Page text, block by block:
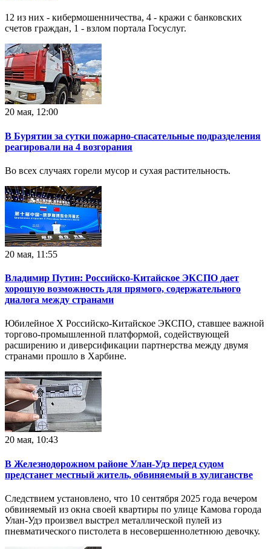
12 из них - кибермошенничества, 4 - кражи с банковских
счетов граждан, 1 - взлом портала Госуслуг.
20 мая, 12:00
В Бурятии за сутки пожарно-спасательные подразделения
реагировали на 4 возгорания
Во всех случаях горели мусор и сухая растительность.
20 мая, 11:55
Владимир Путин: Российско-Китайское ЭКСПО дает
хорошую возможность для прямого, содержательного
диалога между странами
Юбилейное X Российско-Китайское ЭКСПО, ставшее важной
торгово-промышленной платформой, содействующей
расширению и диверсификации партнерства между двумя
странами прошло в Харбине.
20 мая, 10:43
В Железнодорожном районе Улан-Удэ перед судом
предстанет местный житель, обвиняемый в хулиганстве
Следствием установлено, что 10 сентября 2025 года вечером
обвиняемый из окна своей квартиры по улице Камова города
Улан-Удэ произвел выстрел металлической пулей из
пневматического пистолета в несовершеннолетнюю девочку.